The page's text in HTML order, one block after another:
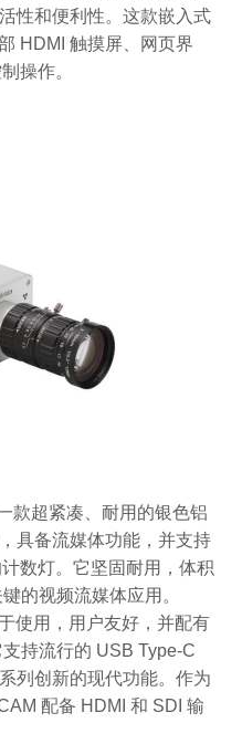
性和便利性。这款嵌入式
HDMI 触摸屏、网页界
操作。
款超紧凑、耐用的银色铝
具备流媒体功能，并支持
数灯。它坚固耐用，体积
的视频流媒体应用。
使用，用户友好，并配有
持流行的 USB Type-C
列创新的现代功能。作为
配备 HDMI 和 SDI 输